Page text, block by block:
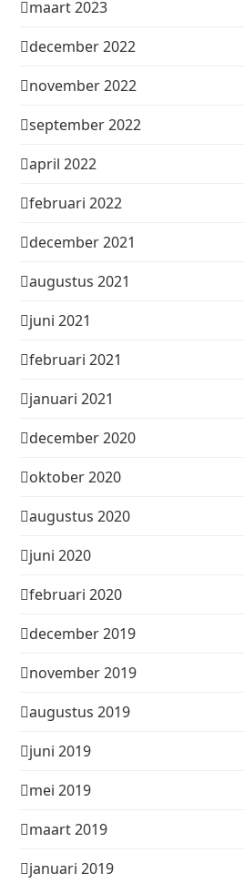
maart 2023
december 2022
november 2022
september 2022
april 2022
februari 2022
december 2021
augustus 2021
juni 2021
februari 2021
januari 2021
december 2020
oktober 2020
augustus 2020
juni 2020
februari 2020
december 2019
november 2019
augustus 2019
juni 2019
mei 2019
maart 2019
januari 2019